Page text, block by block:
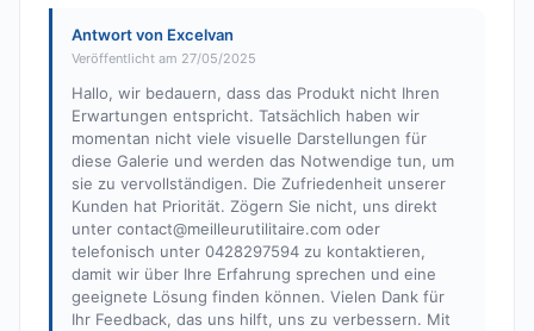
Antwort von Excelvan
Veröffentlicht am 27/05/2025
Hallo, wir bedauern, dass das Produkt nicht Ihren
Erwartungen entspricht. Tatsächlich haben wir
momentan nicht viele visuelle Darstellungen für
diese Galerie und werden das Notwendige tun, um
sie zu vervollständigen. Die Zufriedenheit unserer
Kunden hat Priorität. Zögern Sie nicht, uns direkt
unter contact@meilleurutilitaire.com oder
telefonisch unter 0428297594 zu kontaktieren,
damit wir über Ihre Erfahrung sprechen und eine
geeignete Lösung finden können. Vielen Dank für
Ihr Feedback, das uns hilft, uns zu verbessern. Mit